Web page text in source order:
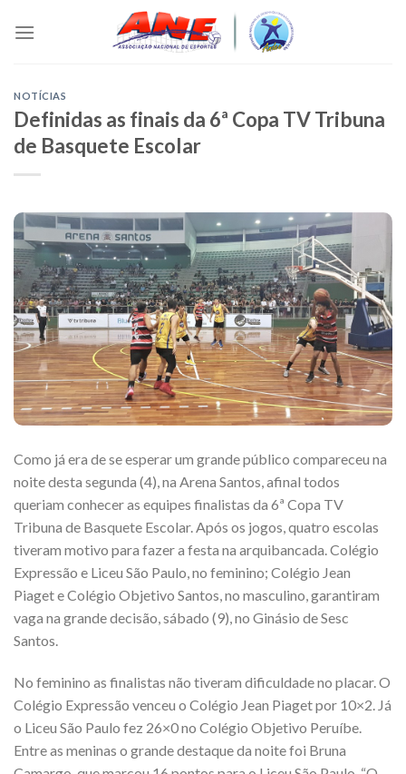
NOTÍCIAS
Definidas as finais da 6ª Copa TV Tribuna
de Basquete Escolar
Como já era de se esperar um grande público compareceu na
noite desta segunda (4), na Arena Santos, afinal todos
queriam conhecer as equipes finalistas da 6ª Copa TV
Tribuna de Basquete Escolar. Após os jogos, quatro escolas
tiveram motivo para fazer a festa na arquibancada. Colégio
Expressão e Liceu São Paulo, no feminino; Colégio Jean
Piaget e Colégio Objetivo Santos, no masculino, garantiram
vaga na grande decisão, sábado (9), no Ginásio de Sesc
Santos.
No feminino as finalistas não tiveram dificuldade no placar. O
Colégio Expressão venceu o Colégio Jean Piaget por 10×2. Já
o Liceu São Paulo fez 26×0 no Colégio Objetivo Peruíbe.
Entre as meninas o grande destaque da noite foi Bruna